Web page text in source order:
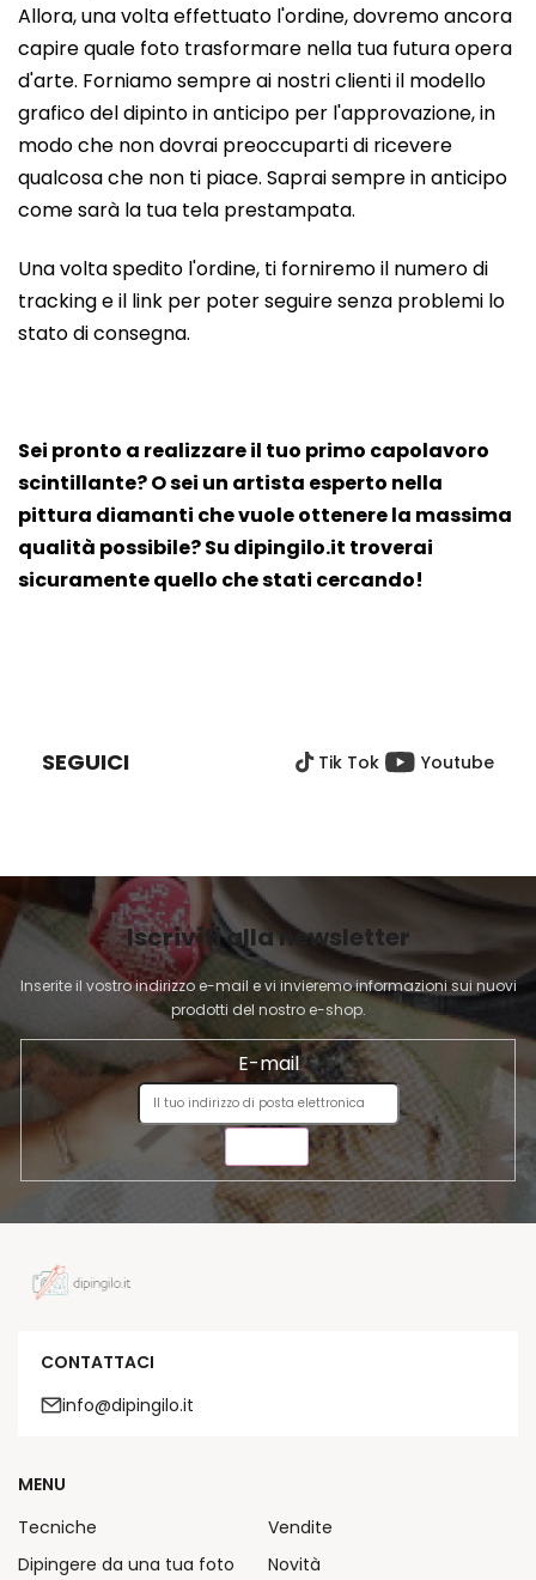
Allora, una volta effettuato l'ordine, dovremo ancora
capire quale foto trasformare nella tua futura opera
d'arte. Forniamo sempre ai nostri clienti il modello
grafico del dipinto in anticipo per l'approvazione, in
modo che non dovrai preoccuparti di ricevere
qualcosa che non ti piace. Saprai sempre in anticipo
come sarà la tua tela prestampata.
Una volta spedito l'ordine, ti forniremo il numero di
tracking e il link per poter seguire senza problemi lo
stato di consegna.
Sei pronto a realizzare il tuo primo capolavoro
scintillante? O sei un artista esperto nella
pittura diamanti che vuole ottenere la massima
qualità possibile? Su dipingilo.it troverai
sicuramente quello che stati cercando!
G
N
A
SEGUICI Tik Tok Youtube
Iscriviti alla newsletter
Inserite il vostro indirizzo e-mail e vi invieremo informazioni sui nuovi
prodotti del nostro e-shop.
E-mail
CONTATTACI
info@dipingilo.it
MENU
Tecniche
Dipingere da una tua foto
Vendite
Novità